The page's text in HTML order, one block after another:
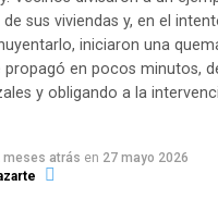
en lo que va del
básico a la
y adultos de
servicio:
sus viviendas y, en el
iniciaron una
propagó en pocos minutos,
y obligando a la
meses atrás en 27 mayo 2026